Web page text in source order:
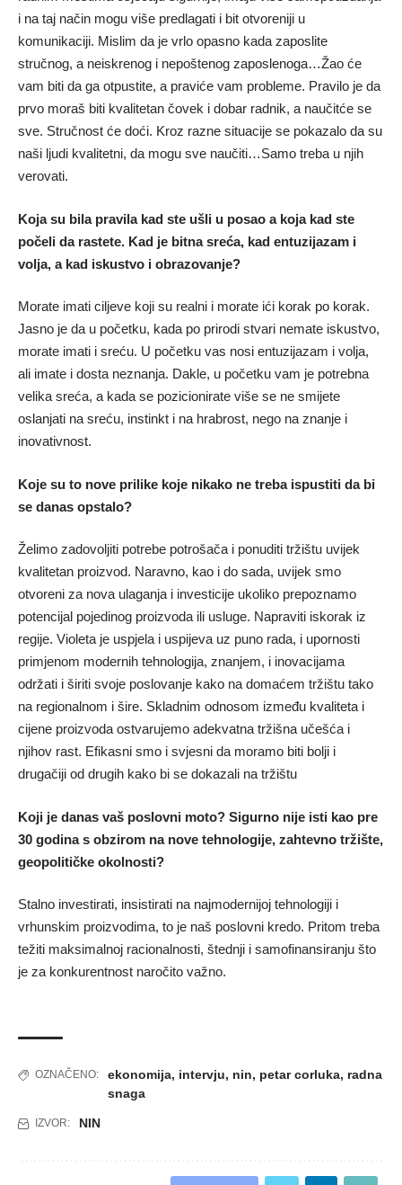
i na taj način mogu više predlagati i bit otvoreniji u
komunikaciji. Mislim da je vrlo opasno kada zaposlite
stručnog, a neiskrenog i nepoštenog zaposlenoga…Žao će
vam biti da ga otpustite, a praviće vam probleme. Pravilo je da
prvo moraš biti kvalitetan čovek i dobar radnik, a naučitće se
sve. Stručnost će doći. Kroz razne situacije se pokazalo da su
naši ljudi kvalitetni, da mogu sve naučiti…Samo treba u njih
verovati.
Koja su bila pravila kad ste ušli u posao a koja kad ste
počeli da rastete. Kad je bitna sreća, kad entuzijazam i
volja, a kad iskustvo i obrazovanje?
Morate imati ciljeve koji su realni i morate ići korak po korak.
Jasno je da u početku, kada po prirodi stvari nemate iskustvo,
morate imati i sreću. U početku vas nosi entuzijazam i volja,
ali imate i dosta neznanja. Dakle, u početku vam je potrebna
velika sreća, a kada se pozicionirate više se ne smijete
oslanjati na sreću, instinkt i na hrabrost, nego na znanje i
inovativnost.
Koje su to nove prilike koje nikako ne treba ispustiti da bi
se danas opstalo?
Želimo zadovoljiti potrebe potrošača i ponuditi tržištu uvijek
kvalitetan proizvod. Naravno, kao i do sada, uvijek smo
otvoreni za nova ulaganja i investicije ukoliko prepoznamo
potencijal pojedinog proizvoda ili usluge. Napraviti iskorak iz
regije. Violeta je uspjela i uspijeva uz puno rada, i upornosti
primjenom modernih tehnologija, znanjem, i inovacijama
održati i širiti svoje poslovanje kako na domaćem tržištu tako
na regionalnom i šire. Skladnim odnosom između kvaliteta i
cijene proizvoda ostvarujemo adekvatna tržišna učešća i
njihov rast. Efikasni smo i svjesni da moramo biti bolji i
drugačiji od drugih kako bi se dokazali na tržištu
Koji je danas vaš poslovni moto? Sigurno nije isti kao pre
30 godina s obzirom na nove tehnologije, zahtevno tržište,
geopolitičke okolnosti?
Stalno investirati, insistirati na najmodernijoj tehnologiji i
vrhunskim proizvodima, to je naš poslovni kredo. Pritom treba
težiti maksimalnoj racionalnosti, štednji i samofinansiranju što
je za konkurentnost naročito važno.
OZNAČENO: ekonomija, intervju, nin, petar corluka, radna
snaga
IZVOR: NIN